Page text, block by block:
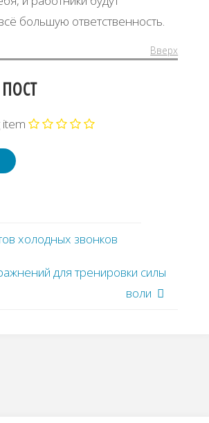
большую ответственность.
Вверх
item
холодных звонков
для тренировки силы
воли